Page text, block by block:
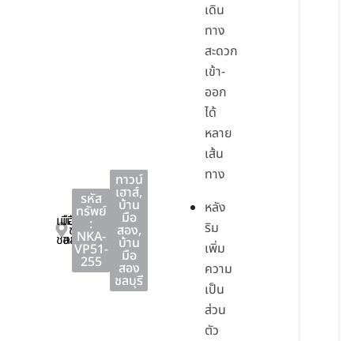
เมือง
ชลบุรี
เมือง
ชลบุรี
ชลบุรี
รหัส
ทรัพย์
:
NKA-
VP51-
255
ทาวน์
เฮาส์,
บ้าน
มือ
สอง,
บ้าน
มือ
สอง
ชลบุรี
เดิน
ทาง
สะดวก
เข้า-
ออก
ได้
หลาย
เส้น
ทาง
หลัง
ริม
เพิ่ม
ความ
เป็น
ส่วน
ตัว